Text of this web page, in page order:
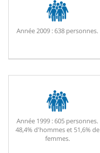
Année 2009 :638 personnes.
Année 1999 :605 personnes.
48,4% d'hommes et 51,6% de
femmes.